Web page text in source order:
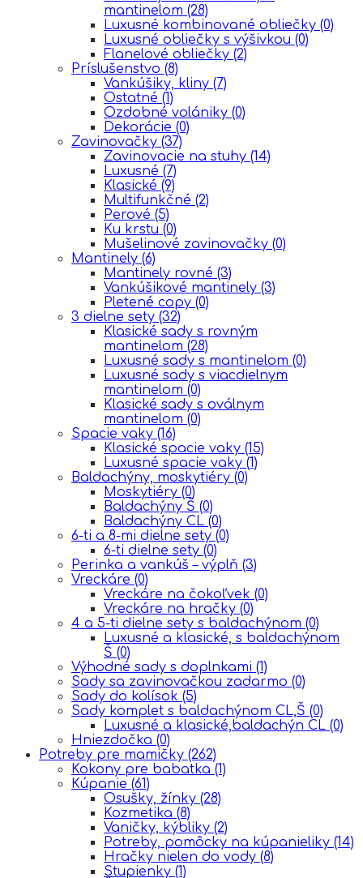
mantinelom (28)
Luxusné kombinované obliečky (0)
Luxusné obliečky s výšivkou (0)
Flanelové obliečky (2)
Príslušenstvo (8)
Vankúšiky, kliny (7)
Ostatné (1)
Ozdobné volániky (0)
Dekorácie (0)
Zavinovačky (37)
Zavinovacie na stuhy (14)
Luxusné (7)
Klasické (9)
Multifunkčné (2)
Perové (5)
Ku krstu (0)
Mušelinové zavinovačky (0)
Mantinely (6)
Mantinely rovné (3)
Vankúšikové mantinely (3)
Pletené copy (0)
3 dielne sety (32)
Klasické sady s rovným
mantinelom (28)
Luxusné sady s mantinelom (0)
Luxusné sady s viacdielnym
mantinelom (0)
Klasické sady s oválnym
mantinelom (0)
Spacie vaky (16)
Klasické spacie vaky (15)
Luxusné spacie vaky (1)
Baldachýny, moskytiéry (0)
Moskytiéry (0)
Baldachýny Š (0)
Baldachýny CL (0)
6-ti a 8-mi dielne sety (0)
6-ti dielne sety (0)
Perinka a vankúš – výplň (3)
Vreckáre (0)
Vreckáre na čokoľvek (0)
Vreckáre na hračky (0)
4 a 5-ti dielne sety s baldachýnom (0)
Luxusné a klasické, s baldachýnom
Š (0)
Výhodné sady s doplnkami (1)
Sady sa zavinovačkou zadarmo (0)
Sady do kolísok (5)
Sady komplet s baldachýnom CL,Š (0)
Luxusné a klasické,baldachýn CL (0)
Hniezdočka (0)
Potreby pre mamičky (262)
Kokony pre babatka (1)
Kúpanie (61)
Osušky, žínky (28)
Kozmetika (8)
Vaničky, kýbliky (2)
Potreby, pomôcky na kúpanieliky (14)
Hračky nielen do vody (8)
Stupienky (1)